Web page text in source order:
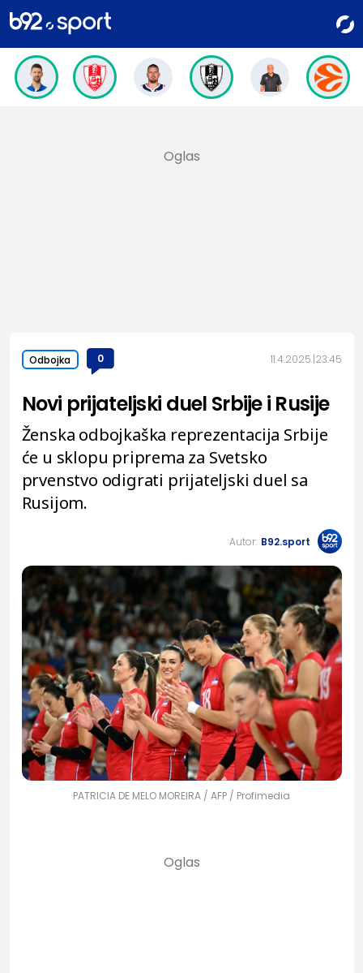
Odbojka 0 11.4.2025. 23:45
Novi prijateljski duel Srbije i Rusije
Ženska odbojkaška reprezentacija Srbije
će u sklopu priprema za Svetsko
prvenstvo odigrati prijateljski duel sa
Rusijom.
Autor: B92.sport
PATRICIA DE MELO MOREIRA / AFP / Profimedia